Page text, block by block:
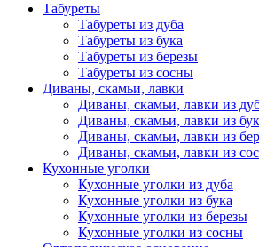
Табуреты
Табуреты из дуба
Табуреты из бука
Табуреты из березы
Табуреты из сосны
Диваны, скамьи, лавки
Диваны, скамьи, лавки из
Диваны, скамьи, лавки из
Диваны, скамьи, лавки из
Диваны, скамьи, лавки из
Кухонные уголки
Кухонные уголки из дуба
Кухонные уголки из бука
Кухонные уголки из березы
Кухонные уголки из сосны